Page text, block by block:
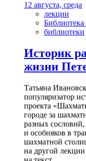
12 августа, среда
лекции
библиотеки
Историк
жизни
Татьяна
популяризатор
проекта
городе за
разных
и особняков в
шахматной
на другой